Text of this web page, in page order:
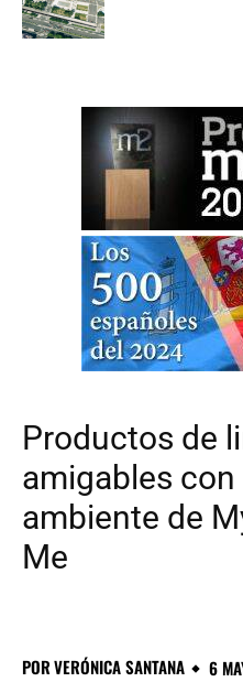
Productos de
amigables
ambiente de
Me
PORVERÓNICA SANTANA 6